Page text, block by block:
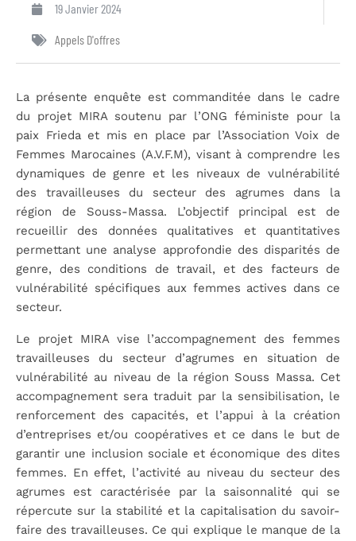
19 Janvier 2024
Appels D'offres
La présente enquête est commanditée dans le cadre
du projet MIRA soutenu par l’ONG féministe pour la
paix Frieda et mis en place par l’Association Voix de
Femmes Marocaines (A.V.F.M), visant à comprendre les
dynamiques de genre et les niveaux de vulnérabilité
des travailleuses du secteur des agrumes dans la
région de Souss-Massa. L’objectif principal est de
recueillir des données qualitatives et quantitatives
permettant une analyse approfondie des disparités de
genre, des conditions de travail, et des facteurs de
vulnérabilité spécifiques aux femmes actives dans ce
secteur.
Le projet MIRA vise l’accompagnement des femmes
travailleuses du secteur d’agrumes en situation de
vulnérabilité au niveau de la région Souss Massa. Cet
accompagnement sera traduit par la sensibilisation, le
renforcement des capacités, et l’appui à la création
d’entreprises et/ou coopératives et ce dans le but de
garantir une inclusion sociale et économique des dites
femmes. En effet, l’activité au niveau du secteur des
agrumes est caractérisée par la saisonnalité qui se
répercute sur la stabilité et la capitalisation du savoir-
faire des travailleuses. Ce qui explique le manque de la